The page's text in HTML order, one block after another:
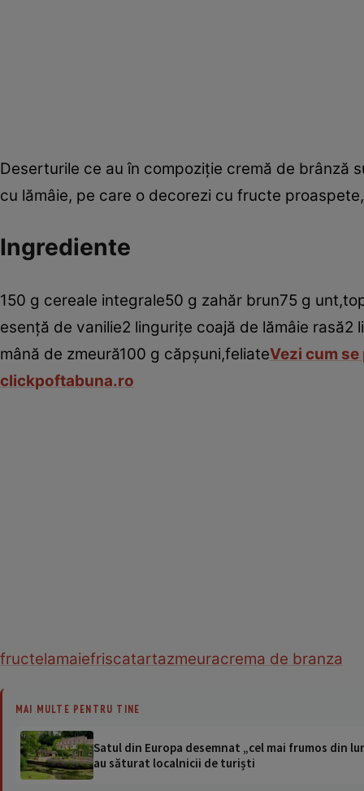
Deserturile ce au în compoziţie cremă de
cu lămâie, pe care o decorezi cu fructe
Ingrediente
150 g cereale integrale50 g zahăr brun75 g
esenţă de vanilie2 linguriţe coajă de lămâie
mână de zmeură100 g căpşuni,feliateVezi cum
clickpoftabuna.ro
fructelamaiefriscatartazmeuracrema de branza
MAI MULTE PENTRU TINE
Satul din Europa desemnat „cel mai frumos din
au săturat localnicii de turiști